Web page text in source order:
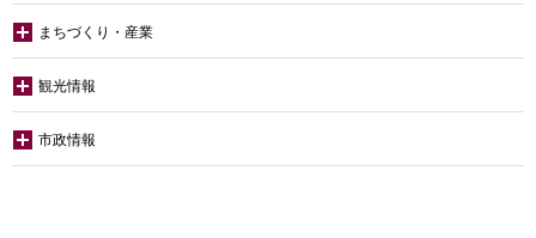
まちづくり・産業
観光情報
市政情報